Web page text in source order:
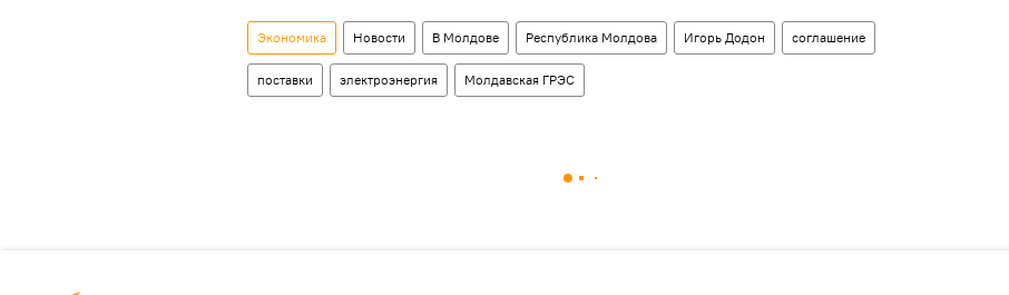
Экономика Новости В Молдове Республика Молдова Игорь Додон соглашение
поставки электроэнергия Молдавская ГРЭС